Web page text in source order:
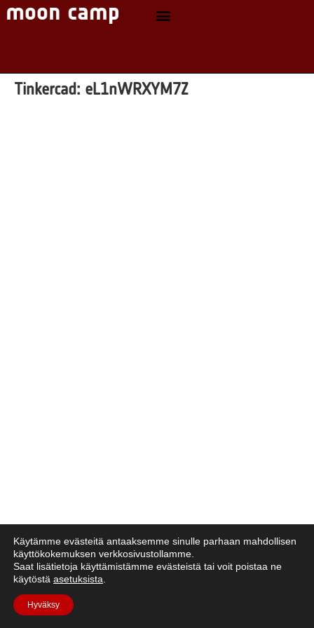
Tinkercad: eL1nWRXYM7Z
Käytämme evästeitä antaaksemme sinulle parhaan mahdollisen
käyttökokemuksen verkkosivustollamme.
Saat lisätietoja käyttämistämme evästeistä tai voit poistaa ne
käytöstä asetuksista
Hyväksy